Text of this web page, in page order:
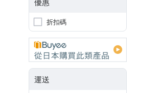
折扣碼
運送